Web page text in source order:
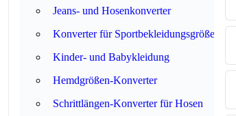
Jeans- und Hosenkonverter
Konverter für Sportbekleidungsgrößen
Kinder- und Babykleidung
Hemdgrößen-Konverter
Schrittlängen-Konverter für Hosen